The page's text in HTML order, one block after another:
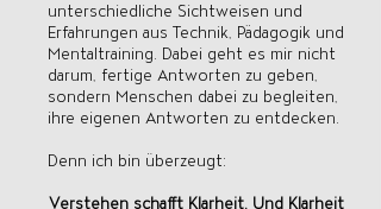
unterschiedliche Sichtweisen und
Erfahrungen aus Technik, Pädagogik und
Mentaltraining. Dabei geht es mir nicht
darum, fertige Antworten zu geben,
sondern Menschen dabei zu begleiten,
ihre eigenen Antworten zu entdecken.
Denn ich bin überzeugt:
Verstehen schafft Klarheit. Und Klarheit